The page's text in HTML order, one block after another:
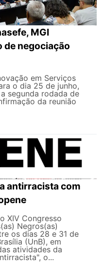
MGI
de negociação
em Serviços
o dia 25 de junho,
segunda rodada de
da reunião
antirracista com
XIV Congresso
Negros(as)
os dias 28 e 31 de
(UnB), em
atividades da
o...